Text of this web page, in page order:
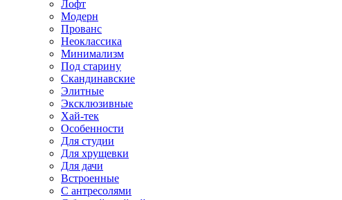
Лофт
Модерн
Прованс
Неоклассика
Минимализм
Под старину
Скандинавские
Элитные
Эксклюзивные
Хай-тек
Особенности
Для студии
Для хрущевки
Для дачи
Встроенные
С антресолями